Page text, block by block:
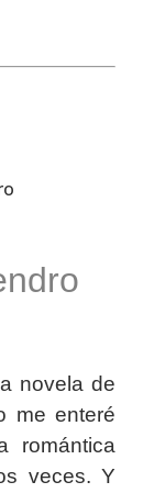
novela de
me enteré
romántica
veces. Y